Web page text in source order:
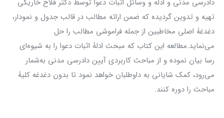
دادرسی مدنی و ادله و وسائل اثبات دعوا توسط دکتر فلاح خاریکی
تهیه و تدوین گردیده که ضمن ارائه مطالب در قالب جدول و نمودار،
دغدغۀ اصلی مخاطبین از جمله فراموشی مطالب را حل
می‌نماید.مطالعه این کتاب که مبحث ادلۀ اثبات دعوا را به شیوه‌ای
رسا بیان نموده و از مباحث کاربردی آیین دادرسی مدنی به‌شمار
می‌رود، کمک شایانی به داوطلبان خواهد نمود تا بدون دغدغه کلیۀ
مباحث را دوره کنند.